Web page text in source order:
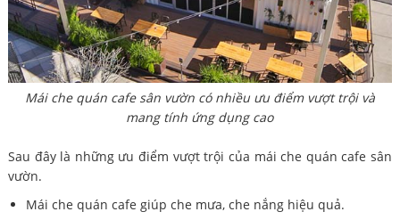
Mái che quán cafe sân vườn có nhiều ưu điểm vượt trội và
mang tính ứng dụng cao
Sau đây là những ưu điểm vượt trội của mái che quán cafe sân
vườn.
Mái che quán cafe giúp che mưa, che nắng hiệu quả.